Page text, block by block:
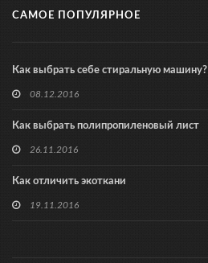
САМОЕ ПОПУЛЯРНОЕ
Как выбрать себе стиральную машину?
08.12.2016
Как выбрать полипропиленовый лист
26.11.2016
Как отличить экоткани
19.11.2016